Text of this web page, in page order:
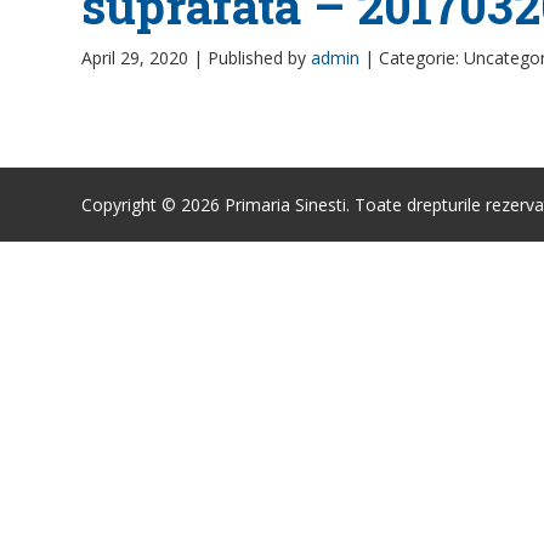
April 29, 2020 | Published by admin | Categorie:
Copyright © 2026 Primaria Sinesti. Toate drepturile